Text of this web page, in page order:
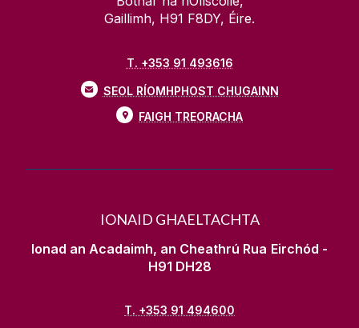
Gaillimh, H91 F8DY, Éire.
T. +353 91 493616
SEOL RÍOMHPHOST CHUGAINN
FAIGH TREORACHA
IONAID GHAELTACHTA
Ionad an Acadaimh, an Cheathrú Rua Eirchód -
H91 DH28
T. +353 91 494600